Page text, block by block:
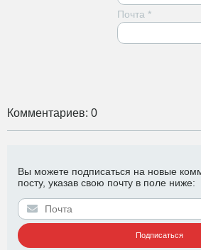
Почта *
Комментариев: 0
Вы можете подписаться на новые
посту, указав свою почту в поле ниже: